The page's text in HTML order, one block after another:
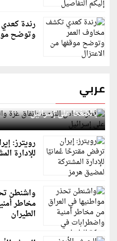
رندة
وتوضح
عربي
قطر: حماس التزمت باتفاق
بالضغط على إسرائيل
رويترز:
للإدارة
واشنطن
مخاطر
الطيران